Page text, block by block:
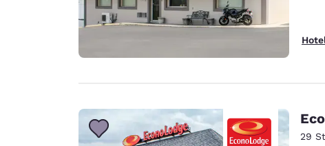
29